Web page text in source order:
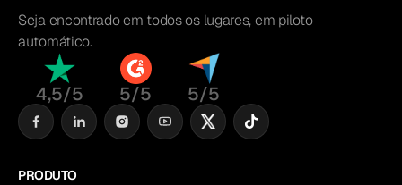
Seja encontrado em todos os lugares, em piloto
automático.
4,5/5 5/5 5/5
PRODUTO